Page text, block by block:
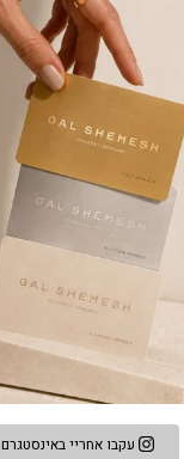
עקבו אחריי באינסטגרם